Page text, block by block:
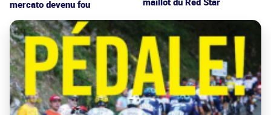
mercato devenu fou